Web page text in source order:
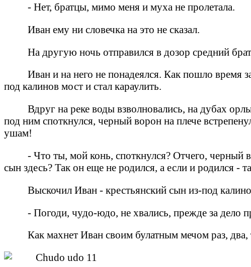
- Нет, братцы, мимо меня и муха не пролетала.
Иван ему ни словечка на это не сказал.
На другую ночь отправился в дозор средний
Иван и на него не понадеялся. Как пошло время
под калинов мост и стал караулить.
Вдруг на реке воды взволновались, на дубах
под ним споткнулся, черный ворон на плече
ушам!
- Что ты, мой конь, споткнулся? Отчего, черный
сын здесь? Так он еще не родился, а если и родился -
Выскочил Иван - крестьянский сын из-под
- Погоди, чудо-юдо, не хвались, прежде за дело
Как махнет Иван своим булатным мечом раз,